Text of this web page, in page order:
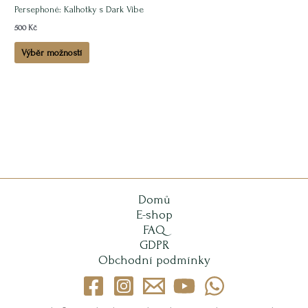
Persephoné: Kalhotky s Dark Vibe
500Kč
Výběr možností
stránce
Domů
E-shop
FAQ
GDPR
Obchodní podmínky